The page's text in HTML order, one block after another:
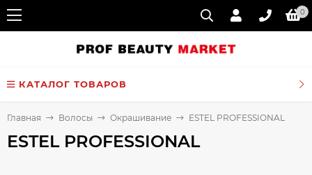
0
КАТАЛОГ ТОВАРОВ
Главная Волосы Окрашивание ESTEL PROFESSIONAL
ESTEL PROFESSIONAL